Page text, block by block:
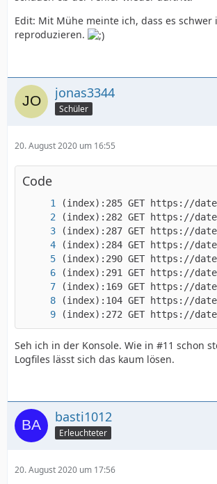
Edit: Mit Mühe meinte ich, dass es schwer
reproduzieren.
jonas3344
Schüler
20. August 2020 um 16:55
Code
(index):272 GET https://
Seh ich in der Konsole. Wie in #11 schon
Logfiles lässt sich das kaum lösen.
basti1012
Erleuchteter
20. August 2020 um 17:56